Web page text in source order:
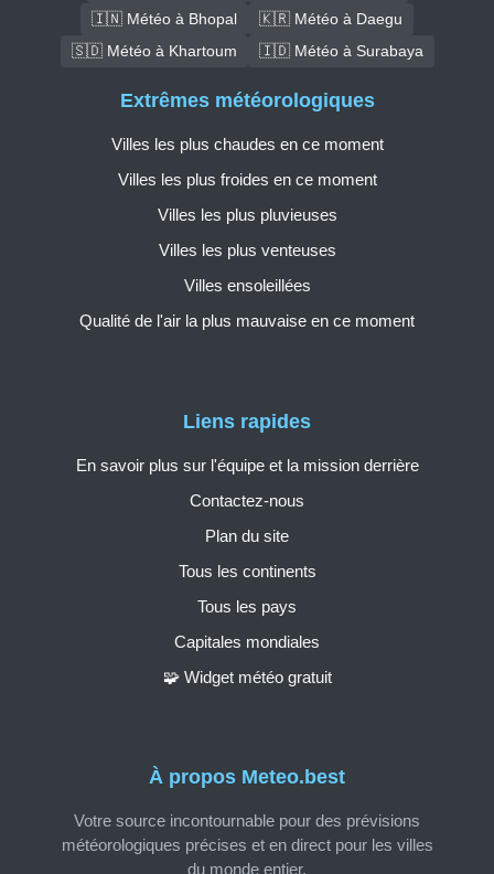
🇮🇳 Météo à Bhopal
🇰🇷 Météo à Daegu
🇸🇩 Météo à Khartoum
🇮🇩 Météo à Surabaya
À propos Meteo.best
Votre source incontournable pour des prévisions
météorologiques précises et en direct pour les villes
du monde entier.
Liens rapides
En savoir plus sur l'équipe et la mission derrière
Contactez-nous
Plan du site
Tous les continents
Tous les pays
Capitales mondiales
🧩 Widget météo gratuit
Extrêmes météorologiques
Villes les plus chaudes en ce moment
Villes les plus froides en ce moment
Villes les plus pluvieuses
Villes les plus venteuses
Villes ensoleillées
Qualité de l'air la plus mauvaise en ce moment